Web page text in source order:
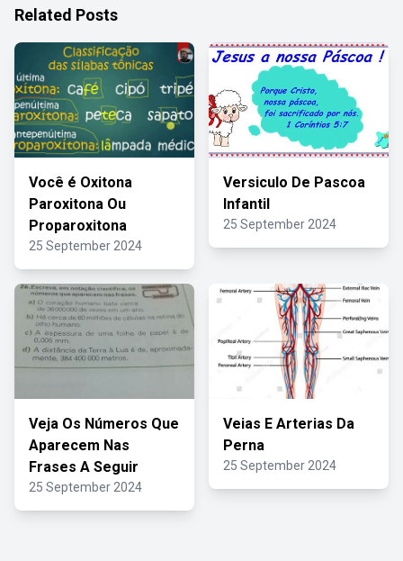
Related Posts
Você é Oxitona
Paroxitona Ou
Proparoxitona
25 September 2024
Versiculo De Pascoa
Infantil
25 September 2024
Veja Os Números Que
Aparecem Nas
Frases A Seguir
25 September 2024
Veias E Arterias Da
Perna
25 September 2024